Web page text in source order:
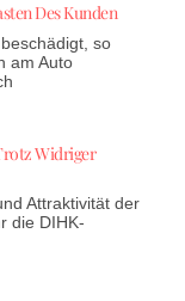
Des Kunden
so
am Auto
Widriger
Attraktivität der
die DIHK-